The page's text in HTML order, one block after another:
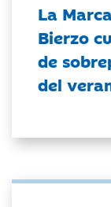
La
Bierzo
de
del